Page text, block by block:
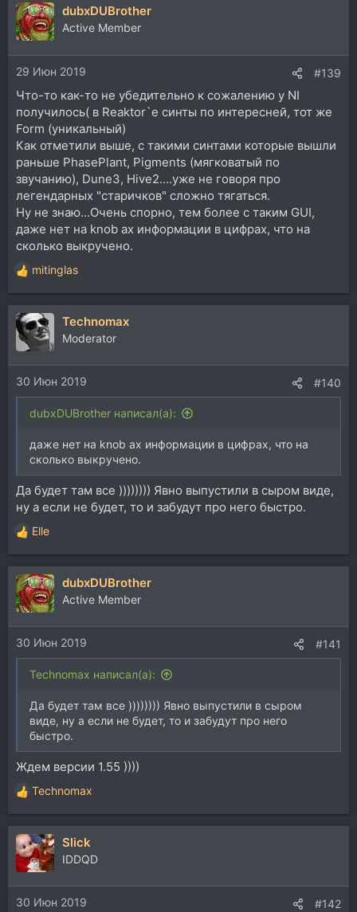
dubxDUBrother
Active Member
29 Июн 2019 #139
Что-то как-то не убедительно к сожалению у NI
получилось( в Reaktor`е синты по интересней, тот же
Form (уникальный)
Как отметили выше, с такими синтами которые вышли
раньше PhasePlant, Pigments (мягковатый по
звучанию), Dune3, Hive2....уже не говоря про
легендарных "старичков" сложно тягаться.
Ну не знаю...Очень спорно, тем более с таким GUI,
даже нет на knob ах информации в цифрах, что на
сколько выкручено.
Р
е
а
к
ц
и
и
:
mitinglas
Technomax
Moderator
30 Июн 2019 #140
dubxDUBrother написал(а):
даже нет на knob ах информации в цифрах, что на
сколько выкручено.
Да будет там все )))))))) Явно выпустили в сыром виде,
ну а если не будет, то и забудут про него быстро.
Р
е
а
к
ц
и
и
:
Elle
dubxDUBrother
Active Member
30 Июн 2019 #141
Technomax написал(а):
Да будет там все )))))))) Явно выпустили в сыром
виде, ну а если не будет, то и забудут про него
быстро.
Ждем версии 1.55 ))))
Р
е
а
к
ц
и
и
:
Technomax
Slick
IDDQD
30 Июн 2019 #142